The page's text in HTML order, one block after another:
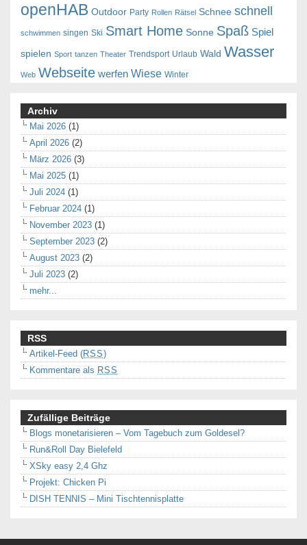
openHAB Outdoor Party Rollen Rätsel Schnee schnell
schwimmen singen Ski Smart Home Sonne Spaß Spiel
spielen Sport tanzen Theater Trendsport Urlaub Wald Wasser
Web Webseite werfen Wiese Winter
Archiv
Mai 2026 (1)
April 2026 (2)
März 2026 (3)
Mai 2025 (1)
Juli 2024 (1)
Februar 2024 (1)
November 2023 (1)
September 2023 (2)
August 2023 (2)
Juli 2023 (2)
mehr...
RSS
Artikel-Feed (RSS)
Kommentare als RSS
Zufällige Beiträge
Blogs monetarisieren – Vom Tagebuch zum Goldesel?
Run&Roll Day Bielefeld
XSky easy 2,4 Ghz
Projekt: Chicken Pi
DISH TENNIS – Mini Tischtennisplatte